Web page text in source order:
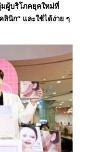
มผู้บริโภคยุคใหม่ที่
ลินิก” และใช้ได้ง่าย ๆ